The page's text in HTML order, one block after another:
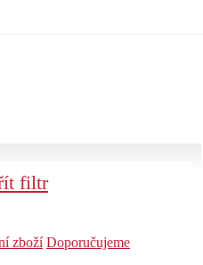
filtr
zboží Doporučujeme